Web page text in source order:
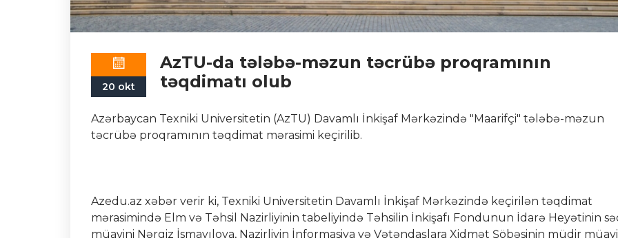
20 okt
AzTU-da tələbə-məzun təcrübə proqramının
təqdimatı olub
Azərbaycan Texniki Universitetin (AzTU) Davamlı İnkişaf Mərkəzində "Maarifçi" tələbə-məzun
təcrübə proqramının təqdimat mərasimi keçirilib.
Azedu.az xəbər verir ki, Texniki Universitetin Davamlı İnkişaf Mərkəzində keçirilən təqdimat
mərasimində Elm və Təhsil Nazirliyinin tabeliyində Təhsilin İnkişafı Fondunun İdarə Heyətinin
müavini Nərgiz İsmayılova, Nazirliyin İnformasiya və Vətəndaşlara Xidmət Şöbəsinin müdir